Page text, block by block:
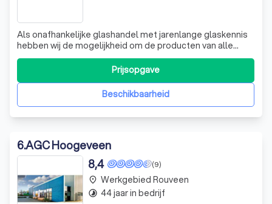
Als onafhankelijke glashandel met jarenlange glaskennis
hebben wij de mogelijkheid om de producten van alle
mogelijke glasfabrieken te betrekken om zo een grote
verscheidenheid aan eindproducten te kunnen leveren. Dit
zorgt voor een grote mate van flexibiliteit. Wij zijn u graag
van dienst met ons
Beschikbaarheid
Prijsopgave
6.AGC Hoogeveen
(9)
8,4
place Werkgebied Rouveen
timelapse 44 jaar in bedrijf